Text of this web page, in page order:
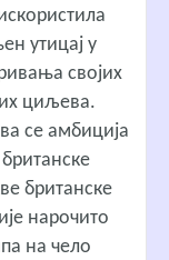
утицај у
својих
циљева.
се амбиција
британске
нарочито
на чело